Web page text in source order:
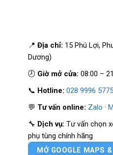
📍 Địa chỉ: 15 Phú Lợi,
Dương)
🕗 Giờ mở cửa: 08:00 –
📞 Hotline: 028 9996 5775
💬 Tư vấn online: Zalo ·
🔧 Dịch vụ: Tư vấn chọn
phụ tùng chính hãng
MỞ GOOGLE MAPS